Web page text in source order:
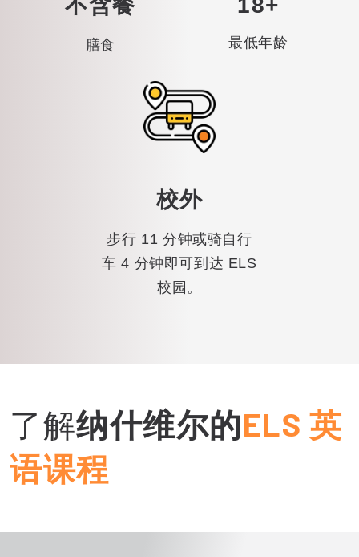
不含餐
膳食
18+
最低年龄
校外
步行 11 分钟或骑自行
车 4 分钟即可到达 ELS
校园。
了解纳什维尔的ELS 英
语课程